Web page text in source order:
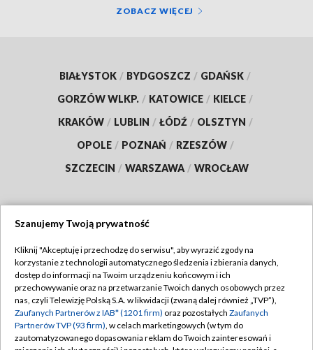
ZOBACZ WIĘCEJ
BIAŁYSTOK / BYDGOSZCZ / GDAŃSK /
GORZÓW WLKP. / KATOWICE / KIELCE /
KRAKÓW / LUBLIN / ŁÓDŹ / OLSZTYN /
OPOLE / POZNAŃ / RZESZÓW /
SZCZECIN / WARSZAWA / WROCŁAW
TVP
Abonament TVP
Emisja w TVP
Centrum informacji TVP
Regulamin TVP
Polityka prywatności
Moje zgody
Szanujemy Twoją prywatność
Kliknij "Akceptuję i przechodzę do serwisu", aby wyrazić zgody na
korzystanie z technologii automatycznego śledzenia i zbierania danych,
dostęp do informacji na Twoim urządzeniu końcowym i ich
przechowywanie oraz na przetwarzanie Twoich danych osobowych przez
nas, czyli Telewizję Polską S.A. w likwidacji (zwaną dalej również „TVP”),
Zaufanych Partnerów z IAB* (1201 firm) oraz pozostałych Zaufanych
Partnerów TVP (93 firm), w celach marketingowych (w tym do
zautomatyzowanego dopasowania reklam do Twoich zainteresowań i